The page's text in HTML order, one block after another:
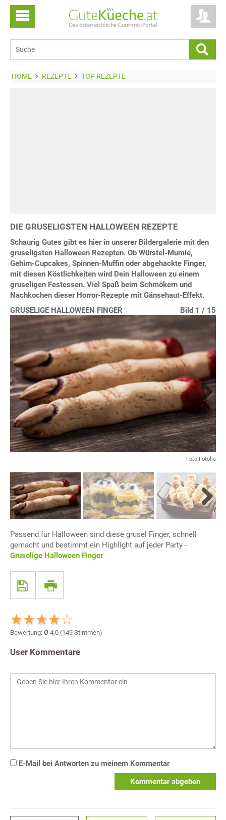
HOME REZEPTE TOP REZEPTE
DIE GRUSELIGSTEN HALLOWEEN REZEPTE
Schaurig Gutes gibt es hier in unserer Bildergalerie mit den
gruseligsten Halloween Rezepten. Ob Würstel-Mumie,
Gehirn-Cupcakes, Spinnen-Muffin oder abgehackte Finger,
mit diesen Köstlichkeiten wird Dein Halloween zu einem
gruseligen Festessen. Viel Spaß beim Schmökern und
Nachkochen dieser Horror-Rezepte mit Gänsehaut-Effekt.
GRUSELIGE HALLOWEEN FINGER
Bild 1 / 15
Foto Fotolia
Bild 2 / 15
Bild 3 / 15
Bild 4 / 15
Bild 5 / 15
Bild 6 / 15
Bild 7 / 15
Bild 8 / 15
Bild 9 / 15
Bild 10 / 15
Bild 11 / 15
Bild 12 / 15
Bild 13 / 15
Bild 14 / 15
Bild 15 / 15
Next
Next
Passend für Halloween sind diese grusel Finger, schnell
gemacht und bestimmt ein Highlight auf jeder Party -
Gruselige Halloween Finger
Bewertung: Ø 4,0 (149 Stimmen)
User Kommentare
E-Mail bei Antworten zu meinem Kommentar
Kommentar abgeben